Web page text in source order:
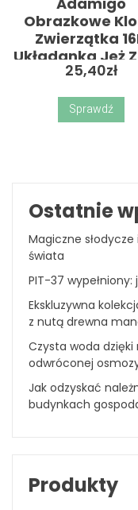
Obrazkowe
Zwierzątka
Układanka Jeż
25,40zł
Sprawdź
Ostatnie
Magiczne
świata
PIT-37 wypełniony:
Ekskluzywna
z nutą drewna
Czysta woda
odwróconej
Jak odzyskać
budynkach
Produkty